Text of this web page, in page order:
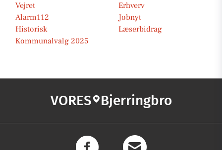
Vejret
Erhverv
Alarm112
Jobnyt
Historisk
Læserbidrag
Kommunalvalg 2025
VORES Bjerringbro